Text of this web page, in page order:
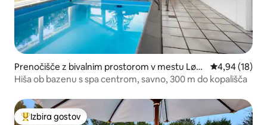
Prenočišče z bivalnim prostorom v mestu Løkk
en
Povprečna
4,94 (18)
Hiša ob bazenu s spa centrom, savno, 300 m do kopališča
Najbolj priljubljena prenočišča z značko »Izbira gostov«
Izbira gostov